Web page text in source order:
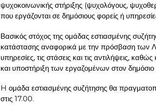
ψυχοκοινωνικής στήριξης (ψυχολόγους,
που εργάζονται σε δημόσιους φορείς ή
Βασικός στόχος της ομάδας εστιασμένης
κατάστασης αναφορικά με την πρόσβαση των
υπηρεσίες, τις στάσεις και τις αντιλήψεις,
και υποστήριξη των εργαζομένων στον
H ομάδα εστιασμένης συζήτησης θα
στις 17.00.